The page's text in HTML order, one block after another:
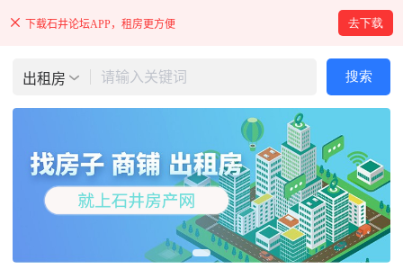
下载石井论坛APP，租房更方便 去下载
出租房 请输入关键词 搜索